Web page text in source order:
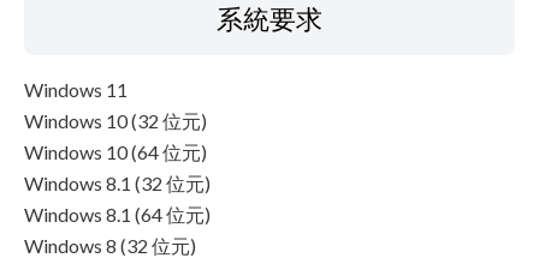
系統要求
Windows 11
Windows 10 (32 位元)
Windows 10 (64 位元)
Windows 8.1 (32 位元)
Windows 8.1 (64 位元)
Windows 8 (32 位元)